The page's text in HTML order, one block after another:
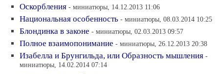
Оскорбления - миниатюры, 14.12.2013 11:06
Национальная особенность - миниатюры, 08.03.2014 10:25
Блондинка в законе - миниатюры, 02.03.2013 09:57
Полное взаимопонимание - миниатюры, 26.12.2013 20:38
Изабелла и Брунгильда, или Образность мышления -
миниатюры, 14.02.2014 07:14